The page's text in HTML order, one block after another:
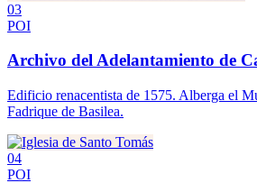
03
POI
Archivo del Adelantamiento de
Edificio renacentista de 1575. Alberga el
Fadrique de Basilea.
04
POI